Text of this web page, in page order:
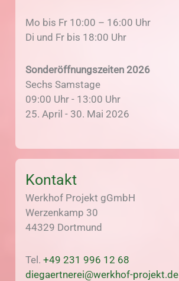
Mo bis Fr 10:00 – 16:00 Uhr
Di und Fr bis 18:00 Uhr
Sonderöffnungszeiten 2026
Sechs Samstage
09:00 Uhr - 13:00 Uhr
25. April - 30. Mai 2026
Kontakt
Werkhof Projekt gGmbH
Werzenkamp 30
44329 Dortmund
Tel.+49 231 996 12 68
diegaertnerei@werkhof-projekt.de